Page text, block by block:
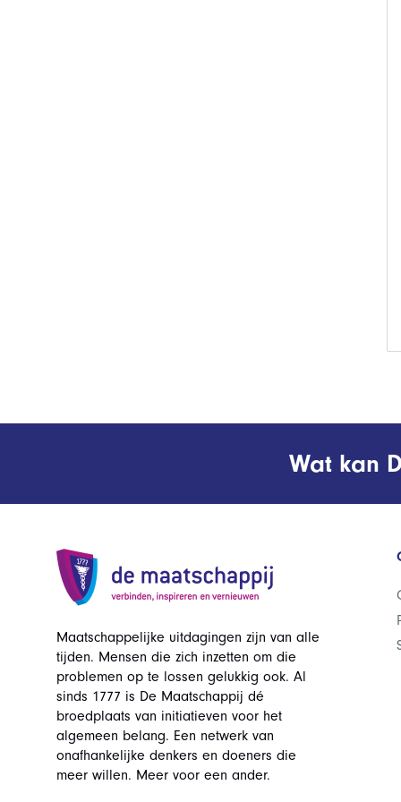
Wat kan
Maatschappelijke uitdagingen zijn van alle
tijden. Mensen die zich inzetten om die
problemen op te lossen gelukkig ook. Al
sinds 1777 is De Maatschappij dé
broedplaats van initiatieven voor het
algemeen belang. Een netwerk van
onafhankelijke denkers en doeners die
meer willen. Meer voor een ander.